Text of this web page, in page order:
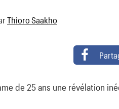
Thioro Saakho
de 25 ans une révélation